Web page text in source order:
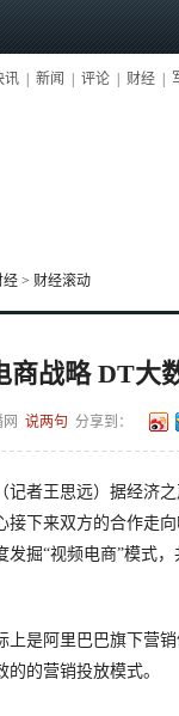
讯 新闻 评论 财经
经 > 财经滚动
商战略 DT大
说两句 分享到：
者王思远）据经济之
接下来双方的合作走
发掘“视频电商”模式
是阿里巴巴旗下营销
的营销投放模式。